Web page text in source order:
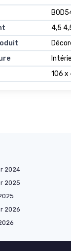
4,5
106 x
2024
2025
2026